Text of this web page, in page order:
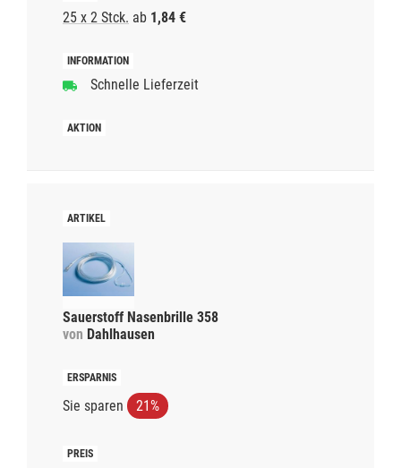
25 x 2 Stck. ab 1,84 €
Schnelle Lieferzeit
Sauerstoff Nasenbrille 358
von Dahlhausen
Sie sparen 21%